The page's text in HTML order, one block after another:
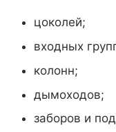
цоколей;
входных
колонн;
дымоходов;
заборов и